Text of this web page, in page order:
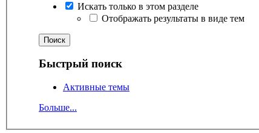
Искать только в этом разделе
Отображать результаты в виде тем
Быстрый поиск
Активные темы
Больше...